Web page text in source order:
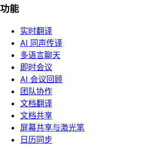
功能
实时翻译
AI 同声传译
多语言聊天
即时会议
AI 会议回顾
团队协作
文档翻译
文档共享
屏幕共享与激光笔
日历同步